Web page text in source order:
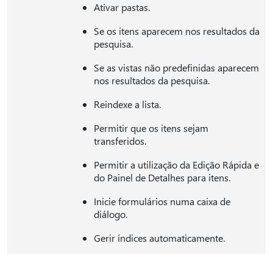
Ativar pastas.
Se os itens aparecem nos resultados da
pesquisa.
Se as vistas não predefinidas aparecem
nos resultados da pesquisa.
Reindexe a lista.
Permitir que os itens sejam
transferidos.
Permitir a utilização da Edição Rápida e
do Painel de Detalhes para itens.
Inicie formulários numa caixa de
diálogo.
Gerir índices automaticamente.